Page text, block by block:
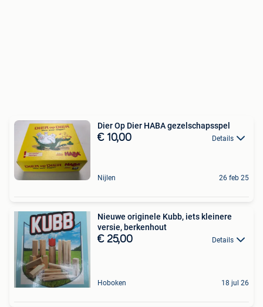
Dier Op Dier HABA gezelschapsspel
€ 10,00 Details
Nijlen 26 feb 25
Nieuwe originele Kubb, iets kleinere
versie, berkenhout
€ 25,00 Details
Hoboken 18 jul 26